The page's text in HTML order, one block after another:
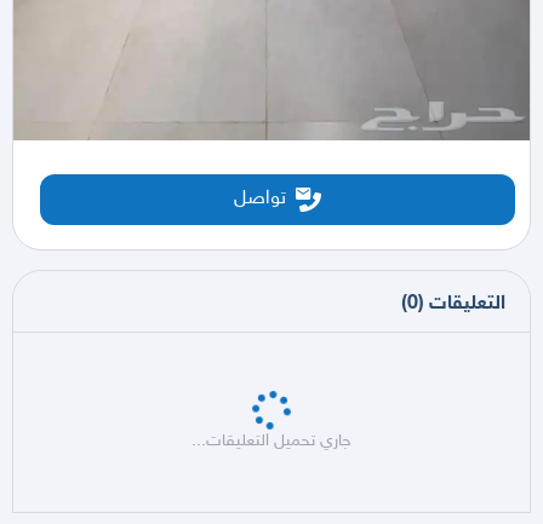
تواصل
التعليقات (
0
)
جاري تحميل التعليقات...